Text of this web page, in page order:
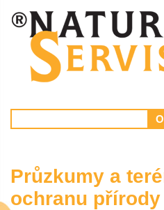
Průzkumy a
ochranu přírody